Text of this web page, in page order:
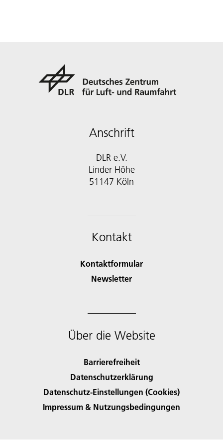
Anschrift
DLR e.V.
Linder Höhe
51147 Köln
Kontakt
Kontaktformular
Newsletter
Über die Website
Barrierefreiheit
Datenschutzerklärung
Datenschutz-Einstellungen (Cookies)
Impressum & Nutzungsbedingungen